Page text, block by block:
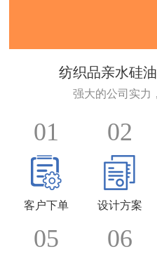
纺织品亲水硅
强大的公司实力
01
客户下单
02
设计方案
05 06